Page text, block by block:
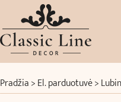
Pradžia>El. parduotuvė>